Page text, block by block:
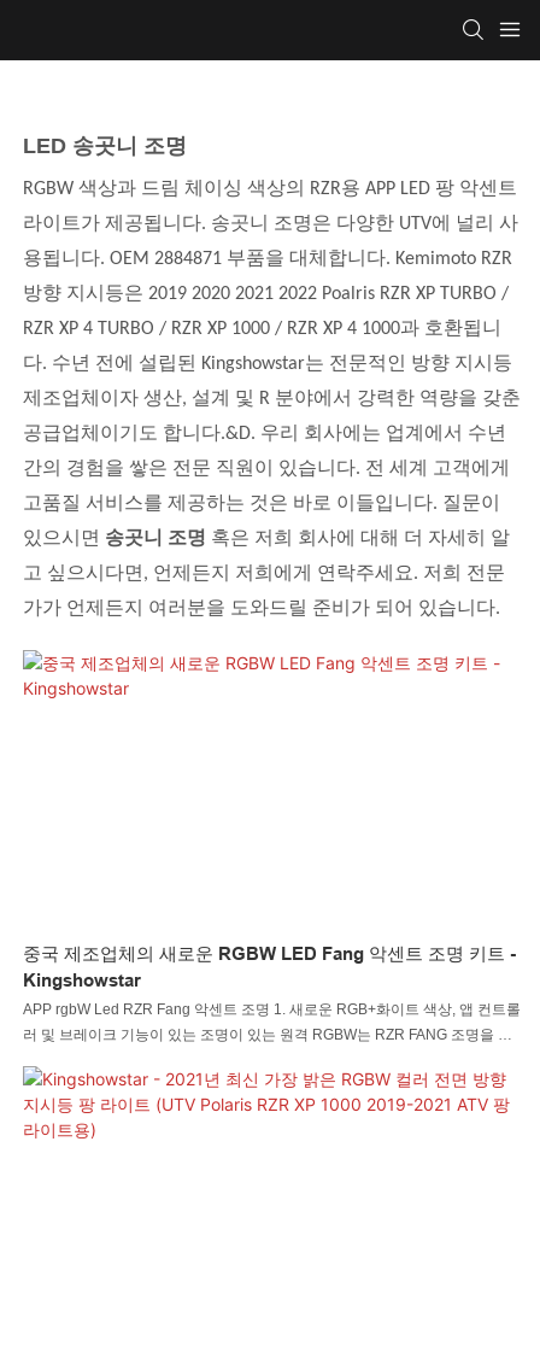
LED 송곳니 조명
RGBW 색상과 드림 체이싱 색상의 RZR용 APP LED 팡 악센트
라이트가 제공됩니다. 송곳니 조명은 다양한 UTV에 널리 사
용됩니다.OEM 2884871 부품을 대체합니다. Kemimoto RZR
방향 지시등은 2019 2020 2021 2022 Poalris RZR XP TURBO /
RZR XP 4 TURBO / RZR XP 1000 / RZR XP 4 1000과 호환됩니
다. 수년 전에 설립된 Kingshowstar는 전문적인 방향 지시등
제조업체이자 생산, 설계 및 R 분야에서 강력한 역량을 갖춘
공급업체이기도 합니다.&D. 우리 회사에는 업계에서 수년
간의 경험을 쌓은 전문 직원이 있습니다. 전 세계 고객에게
고품질 서비스를 제공하는 것은 바로 이들입니다. 질문이
있으시면 송곳니 조명 혹은 저희 회사에 대해 더 자세히 알
고 싶으시다면, 언제든지 저희에게 연락주세요. 저희 전문
가가 언제든지 여러분을 도와드릴 준비가 되어 있습니다.
중국 제조업체의 새로운 RGBW LED Fang 악센트 조명 키트 -
Kingshowstar
APP rgbW Led RZR Fang 악센트 조명 1. 새로운 RGB+화이트 색상, 앱 컨트롤
러 및 브레이크 기능이 있는 조명이 있는 원격 RGBW는 RZR FANG 조명을 완
리카보네이트 RZR 헤드라이트가 장착되어 있습니다. 뛰어난 방수 기능으로 팡
라이트 램프 비드가 계속 잘 작동하고 점등됩니다. 설치가 쉽고, 설치 시간을 최
소화합니다. 4. RZR LED Fang 조명의 재미를 더욱 빠르게 경험해보세요. 16가